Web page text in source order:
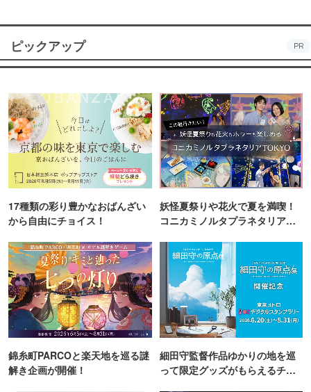
ピックアップ PR
17種類の彩り豊かなおばんざい
から自由にチョイス！
妖怪夏祭りや花火で夏を満喫！
コニカミノルタプラネタリア
錦糸町PARCOと楽天地を巡る謎
解き企画が開催！
細田守監督作品ゆかりの地を巡
って限定グッズがもらえるチャ